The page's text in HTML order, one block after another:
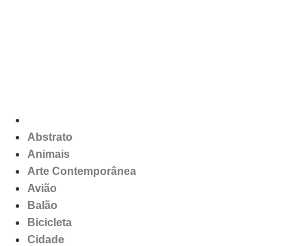
Abstrato
Animais
Arte Contemporânea
Avião
Balão
Bicicleta
Cidade